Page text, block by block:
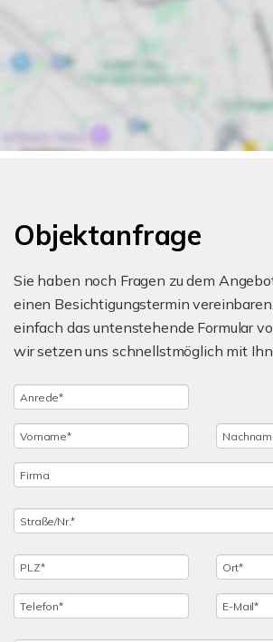
Objektanfrage
Sie haben noch Fragen zu dem
einen Besichtigungstermin
einfach das untenstehende Formular
wir setzen uns schnellstmöglich mit